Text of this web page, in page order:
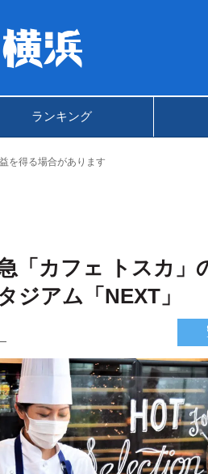
ランキング
を得る場合があります
「カフェ トスカ」
ジアム「NEXT」